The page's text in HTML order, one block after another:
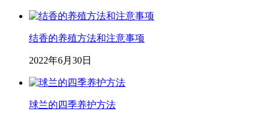
结香的养殖方法和注意事项
2022年6月30日
球兰的四季养护方法